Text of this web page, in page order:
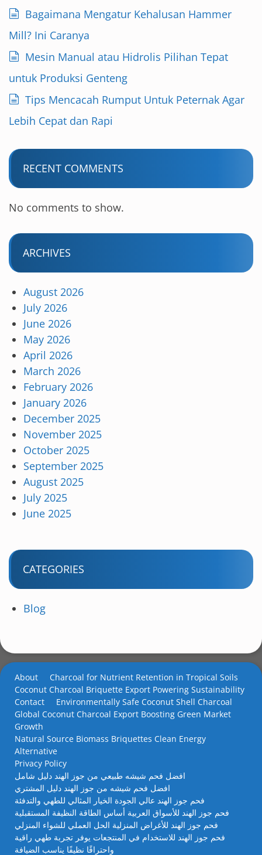
Bagaimana Mengatur Kehalusan Hammer
Mill? Ini Caranya
Mesin Manual atau Hidrolis Pilihan Tepat
untuk Produksi Genteng
Tips Mencacah Rumput Untuk Peternak Agar
Lebih Cepat dan Rapi
RECENT COMMENTS
No comments to show.
ARCHIVES
August 2026
July 2026
June 2026
May 2026
April 2026
March 2026
February 2026
January 2026
December 2025
November 2025
October 2025
September 2025
August 2025
July 2025
June 2025
CATEGORIES
Blog
About
Charcoal for Nutrient Retention in Tropical Soils
Coconut Charcoal Briquette Export Powering Sustainability
Contact
Environmentally Safe Coconut Shell Charcoal
Global Coconut Charcoal Export Boosting Green Market
Growth
Natural Source Biomass Briquettes Clean Energy
Alternative
Privacy Policy
افضل فحم شيشه طبيعي من جوز الهند دليل شامل
افضل فحم شيشه من جوز الهند دليل المشتري
فحم جوز الهند عالي الجودة الخيار المثالي للطهي والتدفئة
فحم جوز الهند للأسواق العربية أساس الطاقة النظيفة المستقبلية
فحم جوز الهند للأغراض المنزلية الحل العملي للشواء المنزلي
فحم جوز الهند للاستخدام في المنتجعات يوفر تجربة طهي راقية
واحتراقًا نظيفًا يناسب الضيافة